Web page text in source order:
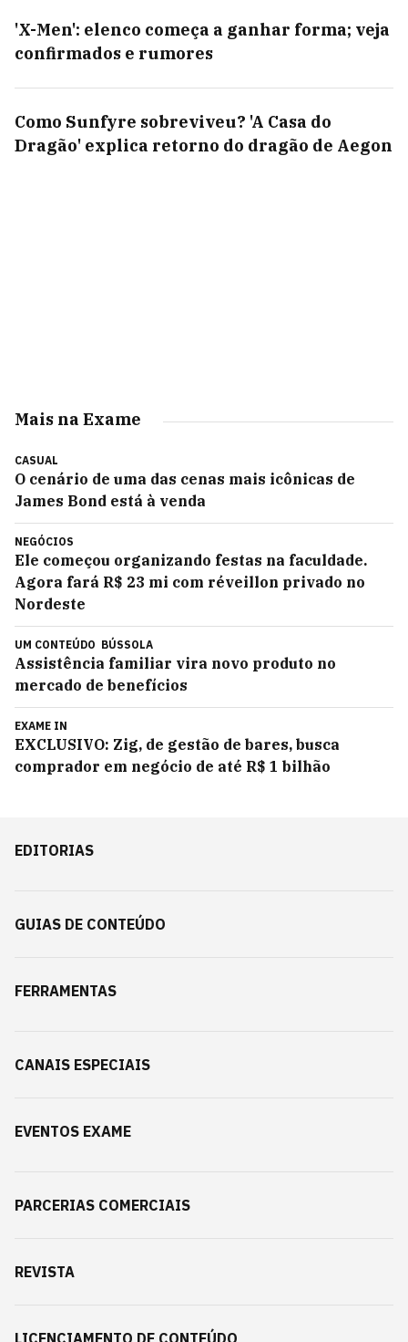
'X-Men': elenco começa a ganhar forma; veja
confirmados e rumores
Como Sunfyre sobreviveu? 'A Casa do
Dragão' explica retorno do dragão de Aegon
Mais na Exame
CASUAL
O cenário de uma das cenas mais icônicas de
James Bond está à venda
NEGÓCIOS
Ele começou organizando festas na faculdade.
Agora fará R$ 23 mi com réveillon privado no
Nordeste
UM CONTEÚDO BÚSSOLA
Assistência familiar vira novo produto no
mercado de benefícios
EXAME IN
EXCLUSIVO: Zig, de gestão de bares, busca
comprador em negócio de até R$ 1 bilhão
EDITORIAS
GUIAS DE CONTEÚDO
FERRAMENTAS
CANAIS ESPECIAIS
EVENTOS EXAME
PARCERIAS COMERCIAIS
REVISTA
LICENCIAMENTO DE CONTEÚDO